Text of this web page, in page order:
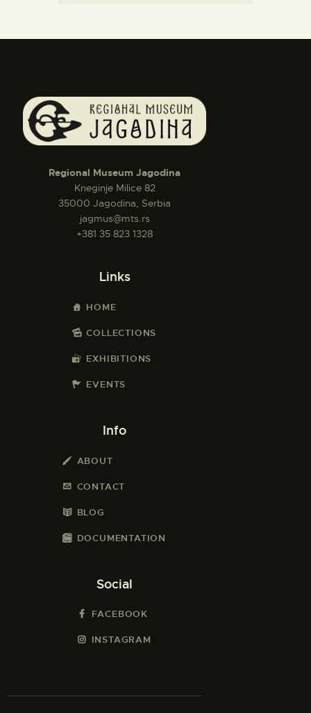
Regional Museum Jagodina
Kneginje Milice 82
35000 Jagodina, Serbia
jagmus@mts.rs
+381 35 823 1328
Links
HOME
COLLECTIONS
EXHIBITIONS
EVENTS
Info
ABOUT
CONTACT
BLOG
DOCUMENTATION
Social
FACEBOOK
INSTAGRAM